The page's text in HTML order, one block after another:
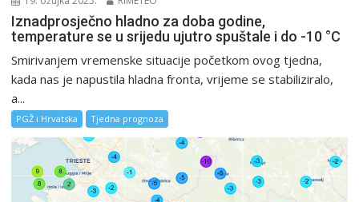
Iznadprosječno hladno za doba godine,
temperature se u srijedu ujutro spuštale i do -10 °C
Smirivanjem vremenske situacije početkom ovog tjedna,
kada nas je napustila hladna fronta, vrijeme se stabiliziralo,
a...
PGŽ i Hrvatska Tjedna prognoza